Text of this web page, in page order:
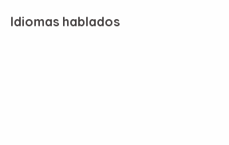
Idiomas hablados
Idiomas hablados